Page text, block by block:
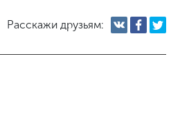
Расскажи друзьям: